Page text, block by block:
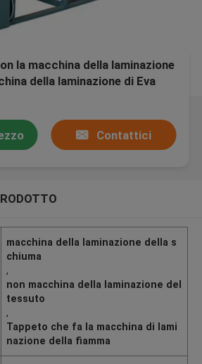
la macchina della laminazione
della laminazione di Eva
Contattici
macchina della laminazione della s
chiuma
,
non macchina della laminazione del
tessuto
,
Tappeto che fa la macchina di lami
nazione della fiamma